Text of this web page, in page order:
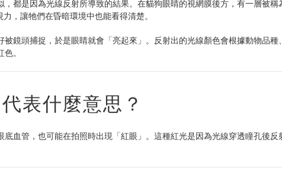
都是因為光線反射所導致的結果。在貓狗眼睛的視網膜後方，有一層被稱
，讓牠們在昏暗環境中也能看得清楚。
鏡頭捕捉，於是眼睛就會「亮起來」。反射出的光線顏色會根據動物品種
。
表什麼意思？
血管，也可能在拍照時出現「紅眼」。這種紅光是因為光線穿透瞳孔後反